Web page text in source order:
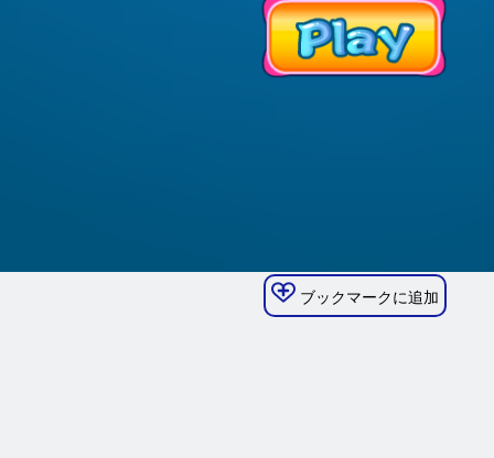
ブックマークに追加